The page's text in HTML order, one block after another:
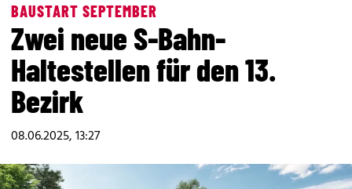
BAUSTART SEPTEMBER
Zwei neue S-Bahn-
Haltestellen für den 13.
Bezirk
08.06.2025, 13:27